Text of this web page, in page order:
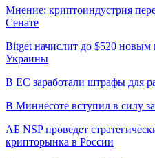
Мнение: криптоиндустрия
Сенате
Bitget начислит до $520 новым
Украины
В ЕС заработали штрафы для
В Миннесоте вступил в силу
АБ NSP проведет
крипторынка в России